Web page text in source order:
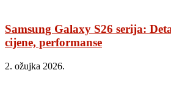
Samsung Galaxy S26 serija:
cijene, performanse
2. ožujka 2026.